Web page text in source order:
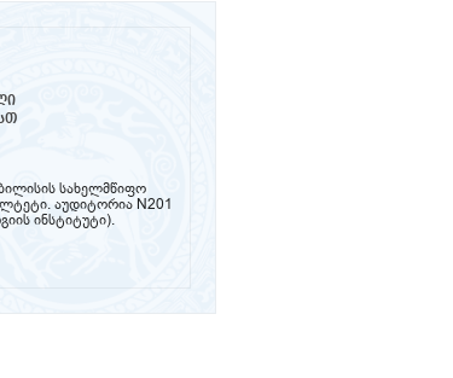
სახელმწიფო
აუდიტორია N201
ინსტიტუტი).